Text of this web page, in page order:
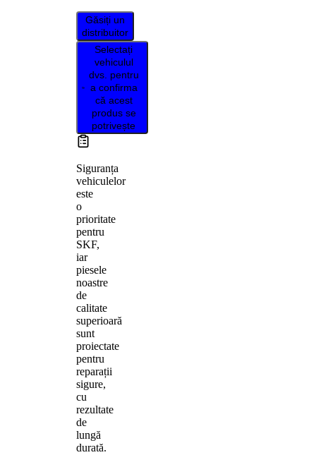
Găsiți un
distribuitor
Selectați
vehiculul
dvs. pentru
a confirma
că acest
produs se
potrivește
Siguranța
vehiculelor
este
o
prioritate
pentru
SKF,
iar
piesele
noastre
de
calitate
superioară
sunt
proiectate
pentru
reparații
sigure,
cu
rezultate
de
lungă
durată.